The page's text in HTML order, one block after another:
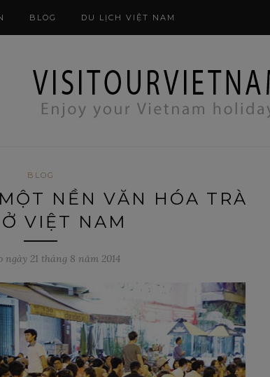
BLOG DU LỊCH VIỆT NAM
BLOG
NỀN VĂN HÓA TRÀ
VIỆT NAM
ngày 21 tháng 8 năm 2014